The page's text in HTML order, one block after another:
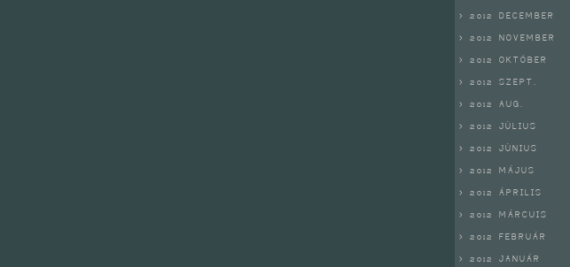
> 2012 DECEMBER
> 2012 NOVEMBER
> 2012 OKTÓBER
> 2012 SZEPT.
> 2012 AUG.
> 2012 JÚLIUS
> 2012 JÚNIUS
> 2012 MÁJUS
> 2012 ÁPRILIS
> 2012 MÁRCUIS
> 2012 FEBRUÁR
> 2012 JANUÁR